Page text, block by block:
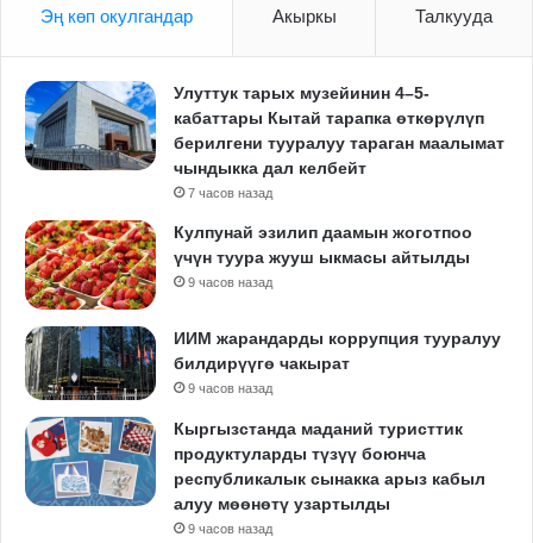
Эң көп окулгандар Акыркы Талкууда
Улуттук тарых музейинин 4–5-
кабаттары Кытай тарапка өткөрүлүп
берилгени тууралуу тараган маалымат
чындыкка дал келбейт
7 часов назад
Кулпунай эзилип даамын жоготпоо
үчүн туура жууш ыкмасы айтылды
9 часов назад
ИИМ жарандарды коррупция тууралуу
билдирүүгө чакырат
9 часов назад
Кыргызстанда маданий туристтик
продуктуларды түзүү боюнча
республикалык сынакка арыз кабыл
алуу мөөнөтү узартылды
9 часов назад